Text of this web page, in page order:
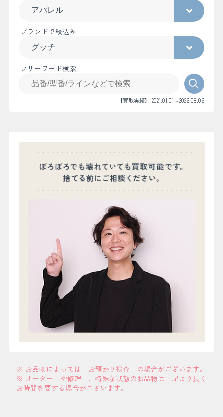
ブランドで絞込み
フリーワード検索
【買取実績】 2021.01.01～2026.08.06
※ お品物によっては「お預かり検査」の場合がございます。
※ オーダー品や修理品、特殊な状態のお品物は上記より長く
お時間を要する場合がございます。